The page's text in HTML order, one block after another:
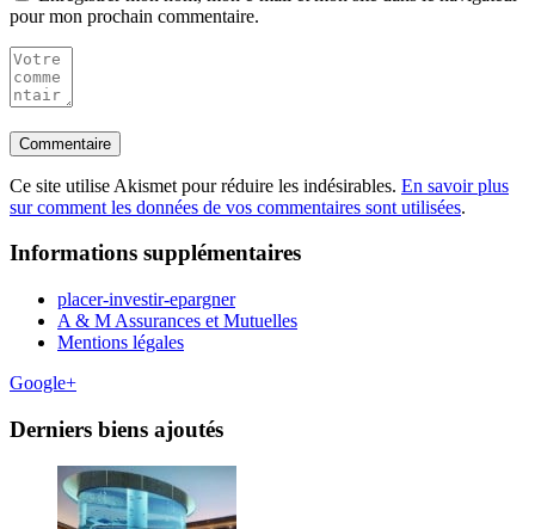
pour mon prochain commentaire.
Ce site utilise Akismet pour réduire les indésirables. En savoir plus
sur comment les données de vos commentaires sont utilisées.
Informations supplémentaires
placer-investir-epargner
A & M Assurances et Mutuelles
Mentions légales
Google+
Derniers biens ajoutés